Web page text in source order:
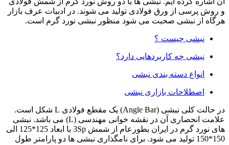
و روش پرسی از ورق فولادی تولید می شوند. در ادبیات عرف بازار
هرگاه از نبشی صحبت می شود منظور نبشی نورد گرم است.
نبشی چیست ؟
نبشی چه کاربردهایی دارد؟
انواع دسته بندی نبشی
اصطلاحات بازاری نبشی
در حالت کلی نبشی (Angle Bar) یک مقطع فولادی L شکل است.
علامت انحصاری آن در نقشه خوانی مهندسی (L) می باشد. نبشی
های نورد گرم در ایران بطورعام از شمش 3Sp با ابعاد 125*125 الی
150*150 تولید می شود. برای نامگذاری نبشی ها دو پارامتر طول